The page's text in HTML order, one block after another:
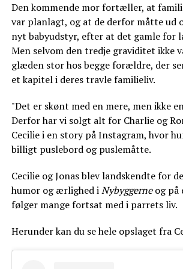
Den kommende mor fortæller, at
var planlagt, og at de derfor måtte ud
nyt babyudstyr, efter at det gamle for
Men selvom den tredje graviditet ikke
glæden stor hos begge forældre, der
et kapitel i deres travle familieliv.
"Det er skønt med en mere, men ikke
Derfor har vi solgt alt for Charlie og
Cecilie i en story på Instagram, hvor
billigt puslebord og puslemåtte.
Cecilie og Jonas blev landskendte for
humor og ærlighed iNybyggerneog på
følger mange fortsat med i parrets liv.
Herunder kan du se hele opslaget fra